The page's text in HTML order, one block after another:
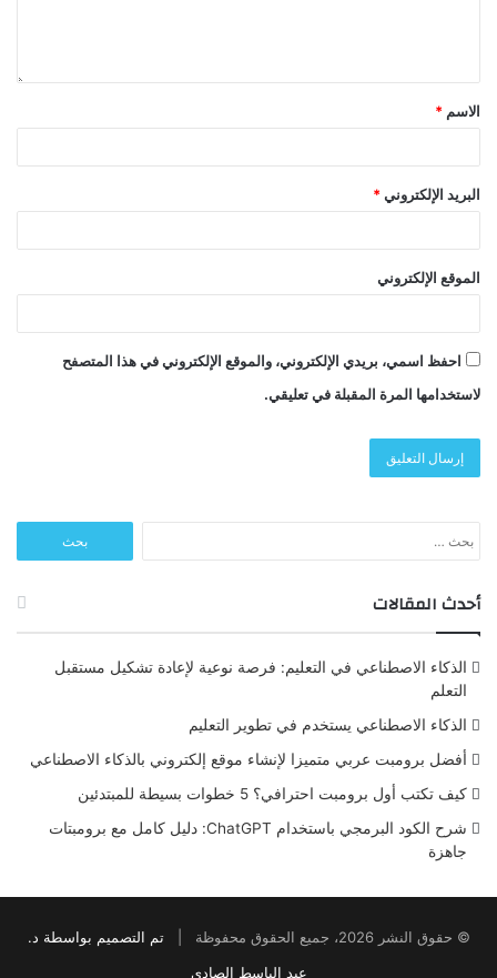
الاسم *
البريد الإلكتروني *
الموقع الإلكتروني
احفظ اسمي، بريدي الإلكتروني، والموقع الإلكتروني في هذا المتصفح
لاستخدامها المرة المقبلة في تعليقي.
عن:
أحدث المقالات
الذكاء الاصطناعي في التعليم: فرصة نوعية لإعادة تشكيل مستقبل
التعلم
الذكاء الاصطناعي يستخدم في تطوير التعليم
أفضل برومبت عربي متميزا لإنشاء موقع إلكتروني بالذكاء الاصطناعي
كيف تكتب أول برومبت احترافي؟ 5 خطوات بسيطة للمبتدئين
شرح الكود البرمجي باستخدام ChatGPT: دليل كامل مع برومبتات
جاهزة
© حقوق النشر 2026، جميع الحقوق محفوظة |
تم التصميم بواسطة د.
عبد الباسط الصادي